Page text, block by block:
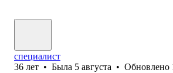
специалист
36 лет • Была 5 августа • Обновлено